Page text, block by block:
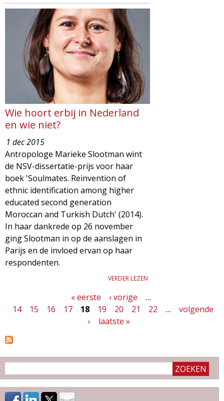
Wie hoort erbij in Nederland
en wie niet?
1 dec 2015
Antropologe Marieke Slootman wint
de NSV-dissertatie-prijs voor haar
boek 'Soulmates. Reinvention of
ethnic identification among higher
educated second generation
Moroccan and Turkish Dutch' (2014).
In haar dankrede op 26 november
ging Slootman in op de aanslagen in
Parijs en de invloed ervan op haar
respondenten.
VERDER LEZEN
g
i
n
a
« eerste ‹ vorige
…
14
15 16 17 18 19 20 21 22 …
volgende
›
laatste »